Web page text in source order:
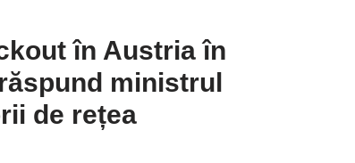
în Austria în
ministrul
de rețea